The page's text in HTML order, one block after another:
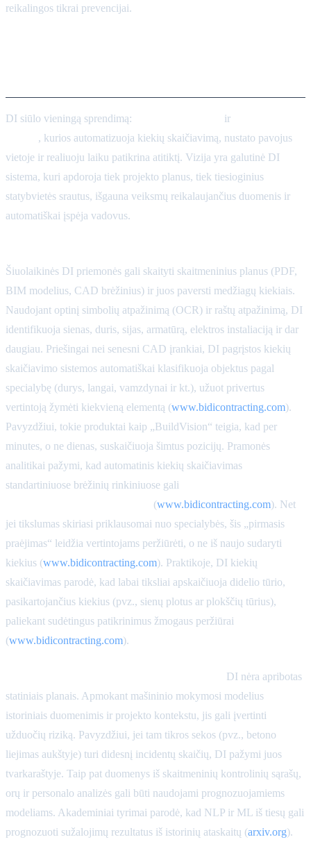
reikalingos tikrai prevencijai.
DI siūlo vieningą sprendimą: ir
, kurios automatizuoja kiekių skaičiavimą, nustato pavojus
vietoje ir realiuoju laiku patikrina atitiktį. Vizija yra galutinė DI
sistema, kuri apdoroja tiek projekto planus, tiek tiesioginius
statybvietės srautus, išgauna veiksmų reikalaujančius duomenis ir
automatiškai įspėja vadovus.
Šiuolaikinės DI priemonės gali skaityti skaitmeninius planus (PDF,
BIM modelius, CAD brėžinius) ir juos paversti medžiagų kiekiais.
Naudojant optinį simbolių atpažinimą (OCR) ir raštų atpažinimą, DI
identifikuoja sienas, duris, sijas, armatūrą, elektros instaliaciją ir dar
daugiau. Priešingai nei senesni CAD įrankiai, DI pagrįstos kiekių
skaičiavimo sistemos automatiškai klasifikuoja objektus pagal
specialybę (durys, langai, vamzdynai ir kt.), užuot privertus
vertintoją žymėti kiekvieną elementą (www.bidicontracting.com).
Pavyzdžiui, tokie produktai kaip „BuildVision“ teigia, kad per
minutes, o ne dienas, suskaičiuoja šimtus pozicijų. Pramonės
analitikai pažymi, kad automatinis kiekių skaičiavimas
standartiniuose brėžinių rinkiniuose gali
(www.bidicontracting.com). Net
jei tikslumas skiriasi priklausomai nuo specialybės, šis „pirmasis
praėjimas“ leidžia vertintojams peržiūrėti, o ne iš naujo sudaryti
kiekius (www.bidicontracting.com). Praktikoje, DI kiekių
skaičiavimas parodė, kad labai tiksliai apskaičiuoja didelio tūrio,
pasikartojančius kiekius (pvz., sienų plotus ar plokščių tūrius),
paliekant sudėtingus patikrinimus žmogaus peržiūrai
(www.bidicontracting.com).
DI nėra apribotas
statiniais planais. Apmokant mašininio mokymosi modelius
istoriniais duomenimis ir projekto kontekstu, jis gali įvertinti
užduočių riziką. Pavyzdžiui, jei tam tikros sekos (pvz., betono
liejimas aukštyje) turi didesnį incidentų skaičių, DI pažymi juos
tvarkaraštyje. Taip pat duomenys iš skaitmeninių kontrolinių sąrašų,
orų ir personalo analizės gali būti naudojami prognozuojamiems
modeliams. Akademiniai tyrimai parodė, kad NLP ir ML iš tiesų gali
prognozuoti sužalojimų rezultatus iš istorinių ataskaitų (arxiv.org).